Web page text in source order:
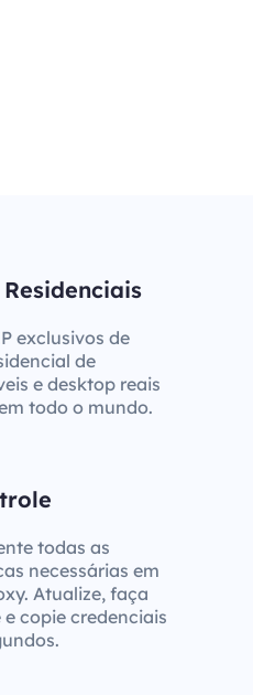
exclusivos de
de
e desktop reais
todo o mundo.
todas as
necessárias em
Atualize, faça
copie credenciais